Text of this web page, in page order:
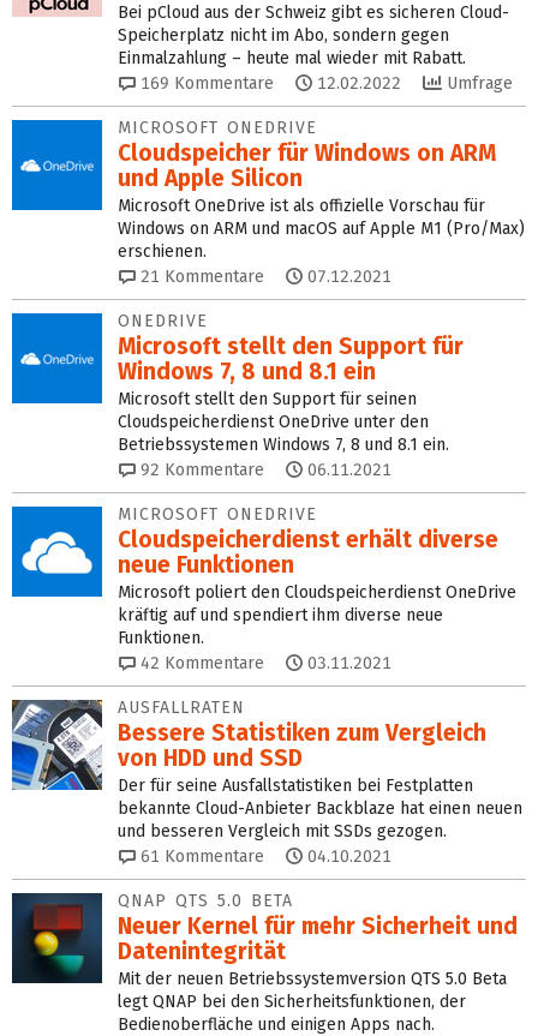
Bei pCloud aus der Schweiz gibt es sicheren Cloud-
Speicherplatz nicht im Abo, sondern gegen
Einmalzahlung – heute mal wieder mit Rabatt.
169 Kommentare 12.02.2022 Umfrage
MICROSOFT ONEDRIVE
Cloudspeicher für Windows on ARM
und Apple Silicon
Microsoft OneDrive ist als offizielle Vorschau für
Windows on ARM und macOS auf Apple M1 (Pro/Max)
erschienen.
21 Kommentare 07.12.2021
ONEDRIVE
Microsoft stellt den Support für
Windows 7, 8 und 8.1 ein
Microsoft stellt den Support für seinen
Cloudspeicherdienst OneDrive unter den
Betriebssystemen Windows 7, 8 und 8.1 ein.
92 Kommentare 06.11.2021
MICROSOFT ONEDRIVE
Cloudspeicherdienst erhält diverse
neue Funktionen
Microsoft poliert den Cloudspeicherdienst OneDrive
kräftig auf und spendiert ihm diverse neue
Funktionen.
42 Kommentare 03.11.2021
AUSFALLRATEN
Bessere Statistiken zum Vergleich
von HDD und SSD
Der für seine Ausfallstatistiken bei Festplatten
bekannte Cloud-Anbieter Backblaze hat einen neuen
und besseren Vergleich mit SSDs gezogen.
61 Kommentare 04.10.2021
QNAP QTS 5.0 BETA
Neuer Kernel für mehr Sicherheit und
Datenintegrität
Mit der neuen Betriebssystemversion QTS 5.0 Beta
legt QNAP bei den Sicherheitsfunktionen, der
Bedienoberfläche und einigen Apps nach.